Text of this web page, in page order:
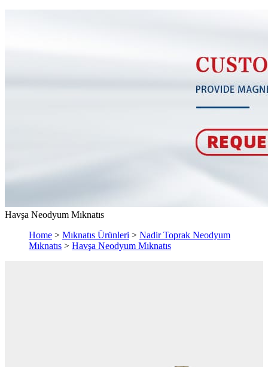
Havşa Neodyum Mıknatıs
Home > Mıknatıs Ürünleri > Nadir Toprak Neodyum
Mıknatıs > Havşa Neodyum Mıknatıs